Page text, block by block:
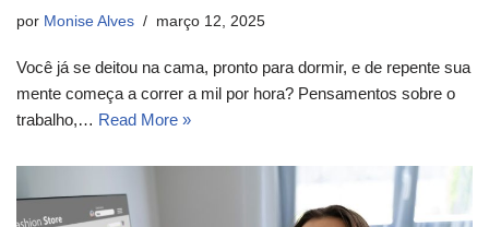
por Monise Alves março 12, 2025
Você já se deitou na cama, pronto para dormir, e de repente sua
mente começa a correr a mil por hora? Pensamentos sobre o
trabalho,… Read More »